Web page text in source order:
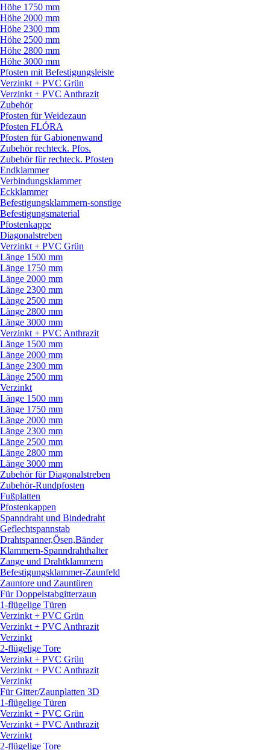
Höhe 1750 mm
Höhe 2000 mm
Höhe 2300 mm
Höhe 2500 mm
Höhe 2800 mm
Höhe 3000 mm
Pfosten mit Befestigungsleiste
Verzinkt + PVC Grün
Verzinkt + PVC Anthrazit
Zubehör
Pfosten für Weidezaun
Pfosten FLÓRA
Pfosten für Gabionenwand
Zubehör rechteck. Pfos.
Zubehör für rechteck. Pfosten
Endklammer
Verbindungsklammer
Eckklammer
Befestigungsklammern-sonstige
Befestigungsmaterial
Pfostenkappe
Diagonalstreben
Verzinkt + PVC Grün
Länge 1500 mm
Länge 1750 mm
Länge 2000 mm
Länge 2300 mm
Länge 2500 mm
Länge 2800 mm
Länge 3000 mm
Verzinkt + PVC Anthrazit
Länge 1500 mm
Länge 2000 mm
Länge 2300 mm
Länge 2500 mm
Verzinkt
Länge 1500 mm
Länge 1750 mm
Länge 2000 mm
Länge 2300 mm
Länge 2500 mm
Länge 2800 mm
Länge 3000 mm
Zubehör für Diagonalstreben
Zubehör-Rundpfosten
Fußplatten
Pfostenkappen
Spanndraht und Bindedraht
Geflechtspannstab
Drahtspanner,Ösen,Bänder
Klammern-Spanndrahthalter
Zange und Drahtklammern
Befestigungsklammer-Zaunfeld
Zauntore und Zauntüren
Für Doppelstabgitterzaun
1-flügelige Türen
Verzinkt + PVC Grün
Verzinkt + PVC Anthrazit
Verzinkt
2-flügelige Tore
Verzinkt + PVC Grün
Verzinkt + PVC Anthrazit
Verzinkt
Für Gitter/Zaunplatten 3D
1-flügelige Türen
Verzinkt + PVC Grün
Verzinkt + PVC Anthrazit
Verzinkt
2-flügelige Tore